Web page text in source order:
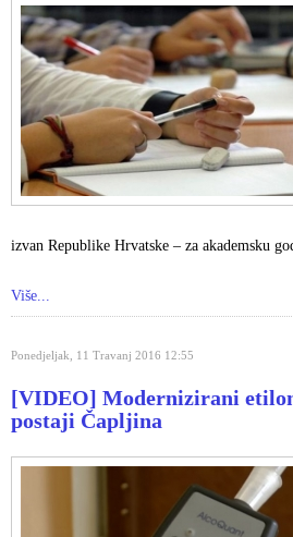
izvan Republike Hrvatske – za akademsku
Više...
Ponedjeljak, 11 Travanj 2016 12:55
[VIDEO] Modernizirani
postaji Čapljina